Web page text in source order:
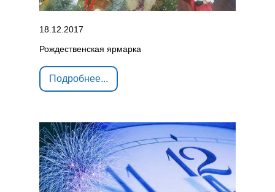
18.12.2017
Рождественская ярмарка
Подробнее...